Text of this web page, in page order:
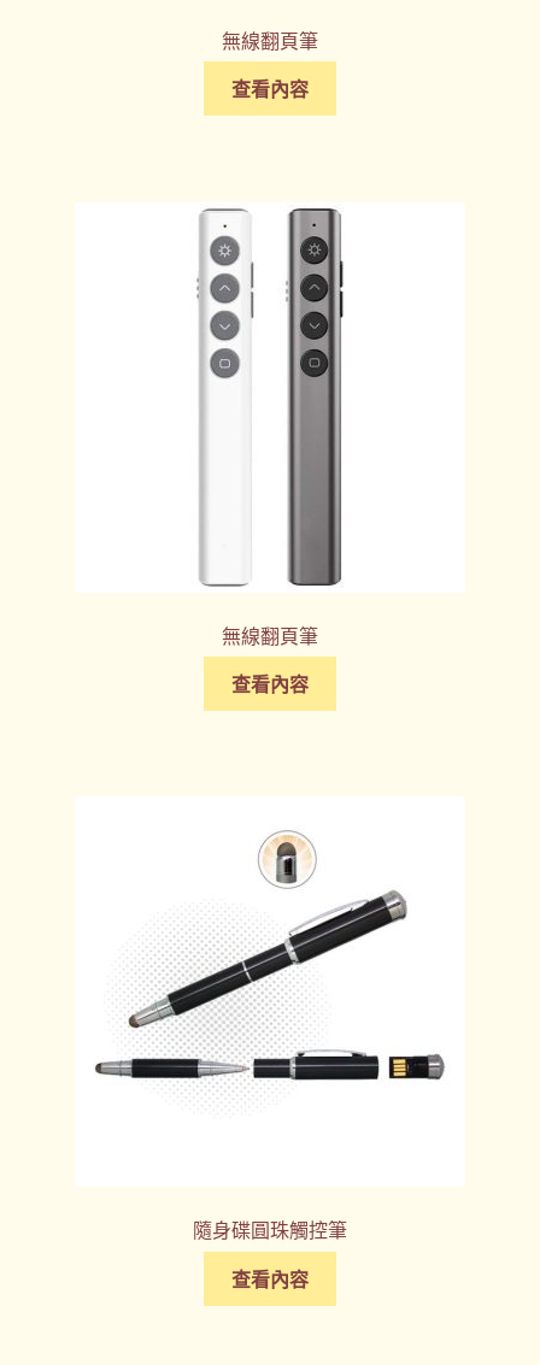
無線翻頁筆
查看內容
無線翻頁筆
查看內容
隨身碟圓珠觸控筆
查看內容